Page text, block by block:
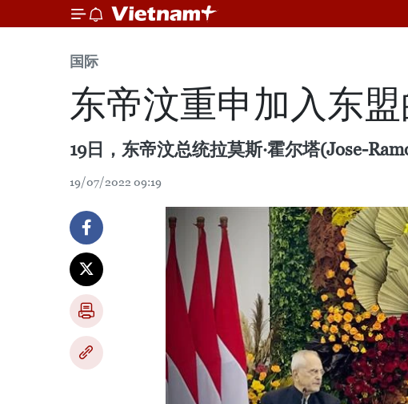
国际
东帝汶重申加入东
19日，东帝汶总统拉莫斯·霍尔塔(Jose-
19/07/2022 09:19